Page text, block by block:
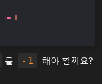
+= 1
를 -1 해야 할까요?